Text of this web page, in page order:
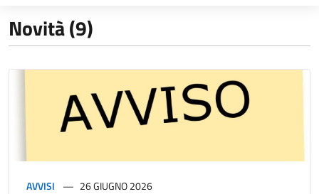
Novità (9)
AVVISI 26 GIUGNO 2026